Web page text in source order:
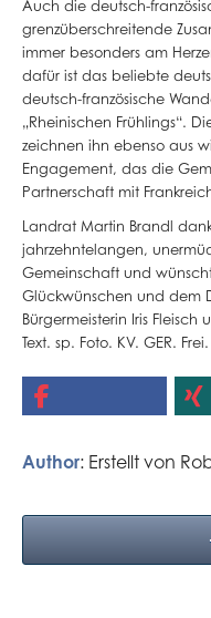
Auch die deutsch-
grenzüberschreitende
immer besonders am
dafür ist das beliebte
deutsch-französische
„Rheinischen Frühlings“.
zeichnen ihn ebenso aus
Engagement, das die
Partnerschaft mit
Landrat Martin Brandl
jahrzehntelangen,
Gemeinschaft und
Glückwünschen und dem
Bürgermeisterin Iris Fleisch
Text. sp. Foto. KV. GER. Frei.
Author: Erstellt von